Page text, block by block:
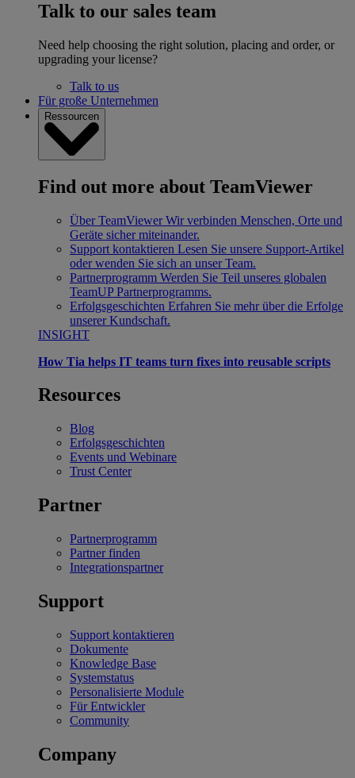
Talk to our sales team
Need help choosing the right solution, placing and order, or
upgrading your license?
Talk to us
Für große Unternehmen
Ressourcen
Find out more about TeamViewer
Über TeamViewer Wir verbinden Menschen, Orte und
Geräte sicher miteinander.
Support kontaktieren Lesen Sie unsere Support-Artikel
oder wenden Sie sich an unser Team.
Partnerprogramm Werden Sie Teil unseres globalen
TeamUP Partnerprogramms.
Erfolgsgeschichten Erfahren Sie mehr über die Erfolge
unserer Kundschaft.
INSIGHT
How Tia helps IT teams turn fixes into reusable scripts
Resources
Blog
Erfolgsgeschichten
Events und Webinare
Trust Center
Partner
Partnerprogramm
Partner finden
Integrationspartner
Support
Support kontaktieren
Dokumente
Knowledge Base
Systemstatus
Personalisierte Module
Für Entwickler
Community
Company